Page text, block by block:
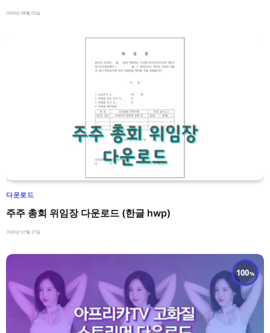
2026년 08월 05일
다운로드
주주 총회 위임장 다운로드 (한글 hwp)
2026년 07월 27일
100